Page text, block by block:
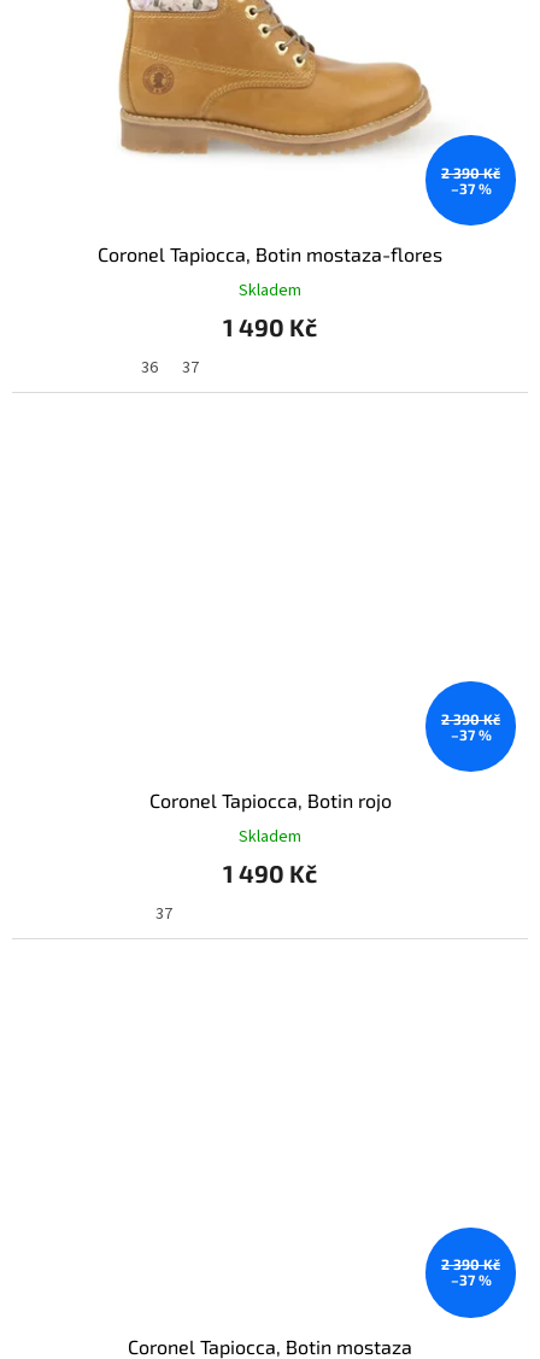
2 390 Kč
–37 %
Coronel Tapiocca, Botin mostaza-flores
Skladem
1 490 Kč
36 37
2 390 Kč
–37 %
Coronel Tapiocca, Botin rojo
Skladem
1 490 Kč
37
2 390 Kč
–37 %
Coronel Tapiocca, Botin mostaza